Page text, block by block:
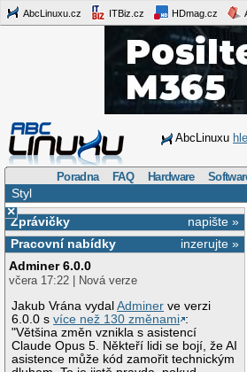
AbcLinuxu.cz ITBiz.cz HDmag.cz
AbcLinuxu
Poradna FAQ Hardware
Styl
×
napište »
Zprávičky
inzerujte »
Pracovní nabídky
Adminer 6.0.0
včera 17:22 | Nová verze
Jakub Vrána vydalAdminer ve verzi
6.0.0 svíce než 130 změnami :
"Většina změn vznikla s asistencí
Claude Opus 5. Někteří lidi se bojí, že AI
asistence může kód zamořit technickým